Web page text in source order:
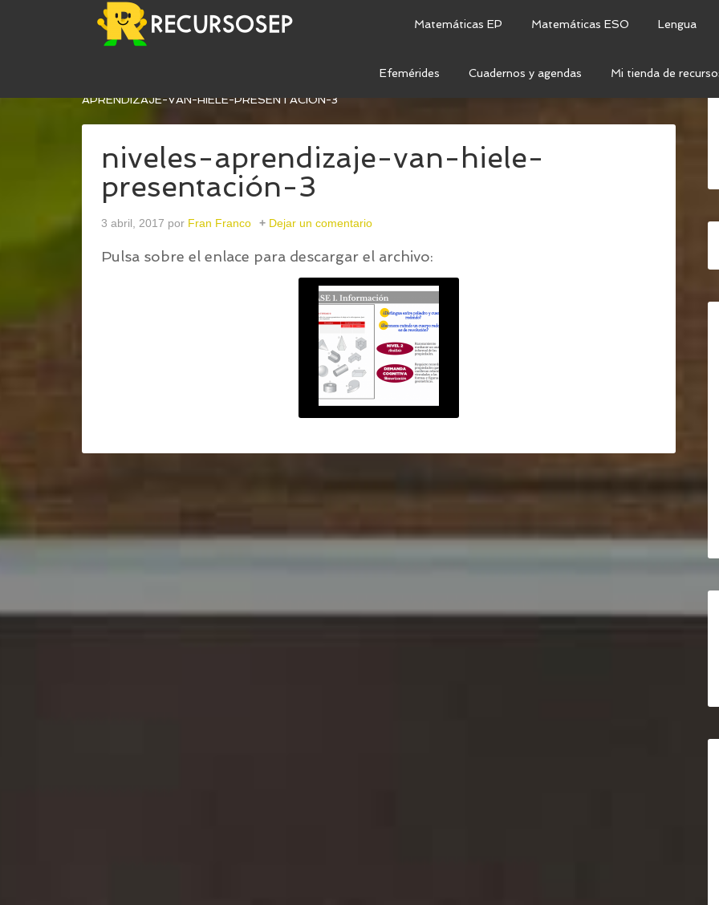
Matemáticas EP Matemáticas ESO Lengua
Efemérides Cuadernos y agendas Mi tienda de
FASES DE APRENDIZAJE EN GEOMETRÍA. NIVELES DE VAN HIELE
APRENDIZAJE-VAN-HIELE-PRESENTACIÓN-3
niveles-aprendizaje-van-hiele-
presentación-3
3 abril, 2017 por Fran Franco Dejar un comentario
Pulsa sobre el enlace para descargar el archivo: